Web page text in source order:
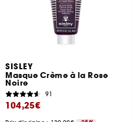
SISLEY
Masque Crème à la Rose
Noire
91
104,25€